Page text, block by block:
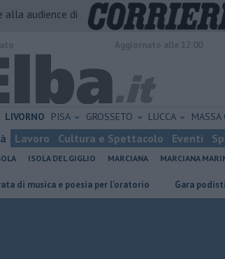
alla audience di
LIVORNO PISA GROSSETO LUCCA MASSA
Lavoro Cultura e Spettacolo Eventi
ISOLA DEL GIGLIO MARCIANA MARCIANA
e poesia per l'oratorio Gara podistica